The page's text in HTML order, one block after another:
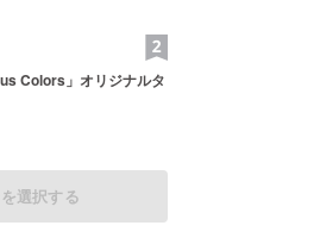
Colors」オリジナルタ
選択する